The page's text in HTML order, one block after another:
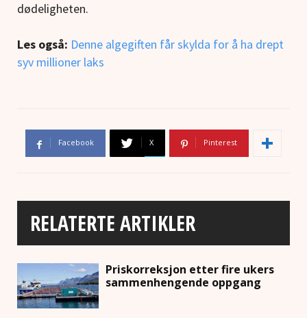
dødeligheten.
Les også: Denne algegiften får skylda for å ha drept
syv millioner laks
Facebook X Pinterest
RELATERTE ARTIKLER
Priskorreksjon etter fire ukers
sammenhengende oppgang